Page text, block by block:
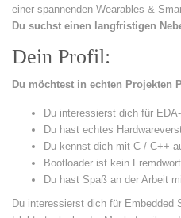
einer spannenden Wearables &
Du suchst einen langfristigen
Dein Profil:
Du möchtest in echten Projekten
Du interessierst dich für
Du hast echtes
Du kennst dich mit C / C++
Bootloader ist kein
Du hast Spaß an der Arbeit
Du interessierst dich für Embedded